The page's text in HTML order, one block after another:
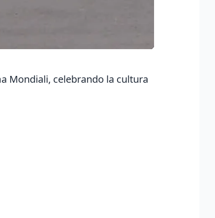
Mondiali, celebrando la cultura